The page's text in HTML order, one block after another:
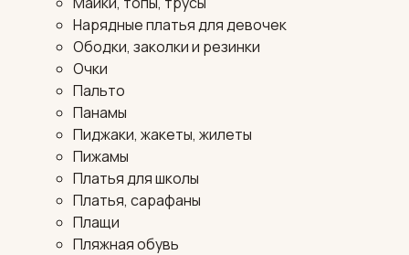
Нарядные платья для девочек
Ободки, заколки и резинки
Очки
Пальто
Панамы
Пиджаки, жакеты, жилеты
Пижамы
Платья для школы
Платья, сарафаны
Плащи
Пляжная обувь